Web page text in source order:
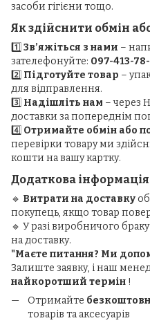
засоби гігієни тощо.
Як здійснити обмін
1️⃣ Зв’яжіться з нами –
зателефонуйте: 097-413-
2️⃣ Підготуйте товар –
для відправлення.
3️⃣ Надішліть нам – через
доставки за попереднім
4️⃣ Отримайте обмін або
перевірки товару ми
кошти на вашу картку.
Додаткова інформація
🔹 Витрати на доставку
покупець, якщо товар
🔹 У разі виробничого
на доставку.
"Маєте питання? Ми
Залиште заявку, і наш
найкоротший термін !
Отримайте
товарів та аксесуарів